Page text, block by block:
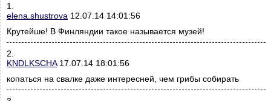
1.
elena.shustrova 12.07.14 14:01:56
Крутейше! В Финляндии такое называется музей!
2.
KNDLKSCHA17.07.14 18:01:56
копаться на свалке даже интересней, чем грибы собирать